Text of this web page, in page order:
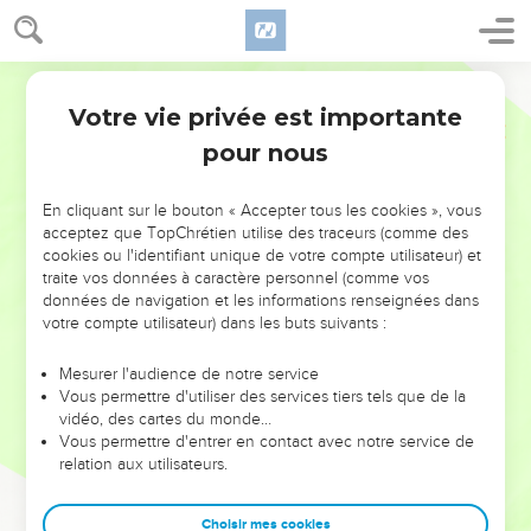
NE MANQUEZ PAS L’ÉVÉNEMENT
DE L’ANNÉE !
ET SI LEURS ERREURS POUVAIENT VOUS ÉVITER LES
VOTRES ?
leur foi ou leur vision. Mais on voit moins les doutes, les erreurs
et les saisons difficiles qu'ils ont traversés, alors même que ce
sont elles qui les ont façonnés.
Dans cette conférence, leaders, entrepreneurs, et responsables
clés pour avancer avec plus de sagesse afin que leurs erreurs
Votre vie privée est importante
pour nous
En cliquant sur le bouton « Accepter tous les cookies », vous
acceptez que TopChrétien utilise des traceurs (comme des
cookies ou l'identifiant unique de votre compte utilisateur) et
traite vos données à caractère personnel (comme vos
données de navigation et les informations renseignées dans
votre compte utilisateur) dans les buts suivants :
Mesurer l'audience de notre service
Vous permettre d'utiliser des services tiers tels que de la
vidéo, des cartes du monde…
Vous permettre d'entrer en contact avec notre service de
relation aux utilisateurs.
Choisir mes cookies